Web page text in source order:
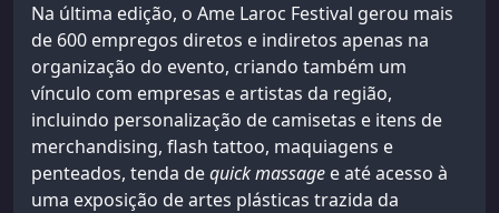
Na última edição, o Ame Laroc Festival gerou mais
de 600 empregos diretos e indiretos apenas na
organização do evento, criando também um
vínculo com empresas e artistas da região,
incluindo personalização de camisetas e itens de
merchandising, flash tattoo, maquiagens e
penteados, tenda dequick massage e até acesso à
uma exposição de artes plásticas trazida da